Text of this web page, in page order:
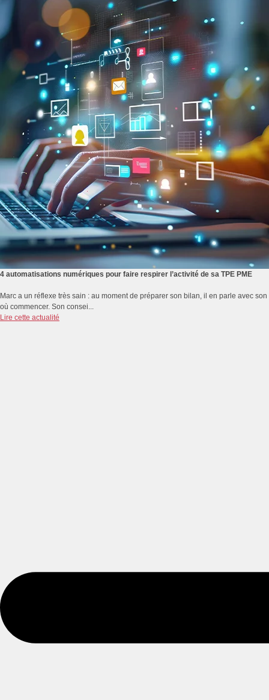
4 automatisations numériques pour faire respirer l’activité de sa TPE PME
Marc a un réflexe très sain : au moment de préparer son bilan, il en parle avec
où commencer. Son consei...
Lire cette actualité